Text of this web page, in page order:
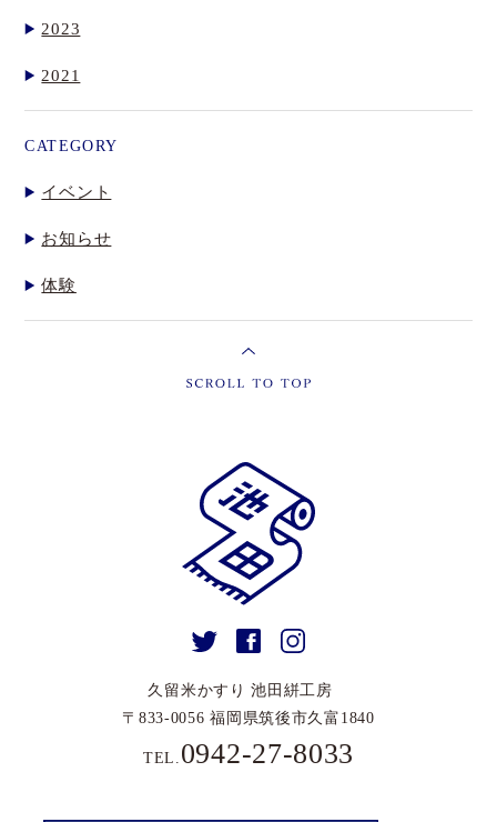
2023
2021
CATEGORY
イベント
お知らせ
体験
久留⽶かすり 池⽥絣⼯房
〒833-0056 福岡県筑後市久富1840
TEL. 0942-27-8033